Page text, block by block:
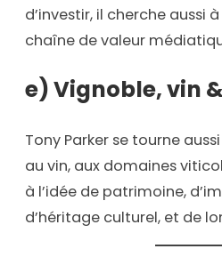
d’investir, il cherche aussi
chaîne de valeur
e) Vignoble, vin
Tony Parker se tourne
au vin, aux domaines
à l’idée de patrimoine,
d’héritage culturel, et de